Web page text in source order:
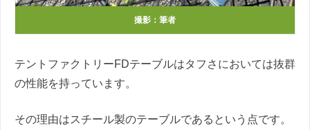
撮影：筆者
テントファクトリーFDテーブルはタフさにおいては抜群
の性能を持っています。
その理由はスチール製のテーブルであるという点です。